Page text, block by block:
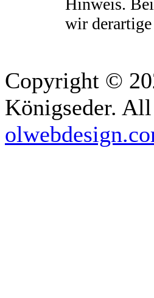
Hinweis.
wir
Copyright ©
Königseder.